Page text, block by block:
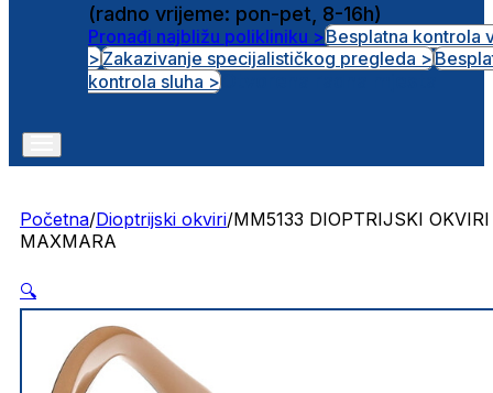
(radno vrijeme: pon-pet, 8-16h)
Pronađi najbližu polikliniku >Besplatna kontrola
>Zakazivanje specijalističkog pregleda >
kontrola sluha >
Početna/Dioptrijski okviri/MM5133 DIOPTRIJSKI OKVIRI
MAXMARA
🔍